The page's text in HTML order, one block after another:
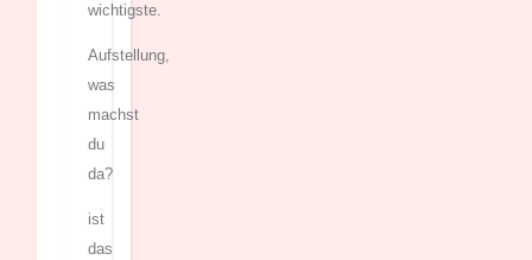
wichtigste.
Aufstellung,
was
machst
du
da?
ist
das